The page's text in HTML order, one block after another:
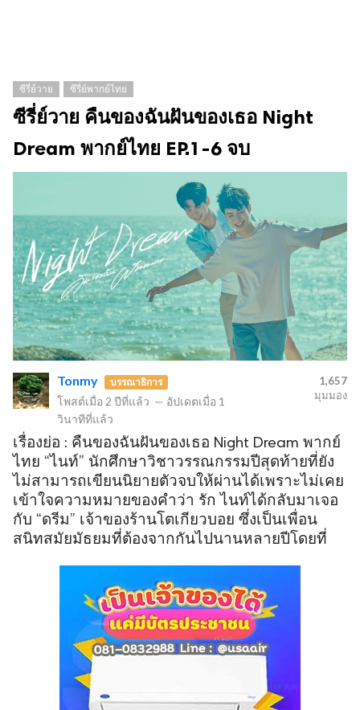
ซีรี่ย์วาย ซีรี่ย์พากย์ไทย
ซีรี่ย์วาย คืนของฉันฝันของเธอ Night
Dream พากย์ไทย EP.1-6 จบ
Tonmy บรรณาธิการ
โพสต์เมื่อ 2 ปีที่แล้ว — อัปเดตเมื่อ 1
วินาทีที่แล้ว
1,657
มุมมอง
เรื่องย่อ : คืนของฉันฝันของเธอ Night Dream พากย์
ไทย “ไนท์” นักศึกษาวิชาวรรณกรรมปีสุดท้ายที่ยัง
ไม่สามารถเขียนนิยายตัวจบให้ผ่านได้เพราะไม่เคย
เข้าใจความหมายของคำว่า รัก ไนท์ได้กลับมาเจอ
กับ “ดรีม” เจ้าของร้านโตเกียวบอย ซึ่งเป็นเพื่อน
สนิทสมัยมัธยมที่ต้องจากกันไปนานหลายปีโดยที่